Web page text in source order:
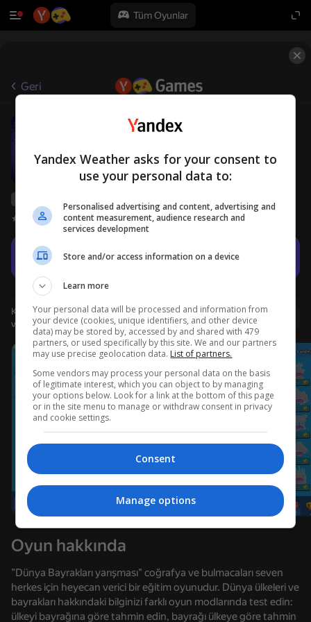
Tüm Oyunlar
Yükleniyor
Geri
World Flags Quiz
Yarışmalar
4,1 Oyuncu değerlendirmeleri
Oyna
Kullanıcı adı ile giriş yapmanız, oyunda ulaştığınız düzeyi
ve tüm başarılarınızı kaydetmenizi sağlar
Giriş yap
Oyun hakkında
”Dünya Bayrakları yarışması" coğrafya ve bulmacaları seven
herkes için heyecan verici bir eğitim oyunudur. Dünya ülkeleri ve
bayrakları hakkındaki bilginizi farklı oyun modlarında test edin:
ülkeyi bayrağına göre tahmin edin, bayrağı ülkeye göre tahmin
Yandex Weather asks for your consent to
use your personal data to:
Personalised advertising and content, advertising and
content measurement, audience research and
services development
Store and/or access information on a device
Learn more
Your personal data will be processed and information from
your device (cookies, unique identifiers, and other device
data) may be stored by, accessed by and shared with 479
partners, or used specifically by this site. We and our partners
may use precise geolocation data. List of partners.
Some vendors may process your personal data on the basis
of legitimate interest, which you can object to by managing
your options below. Look for a link at the bottom of this page
or in the site menu to manage or withdraw consent in privacy
and cookie settings.
Consent
Manage options